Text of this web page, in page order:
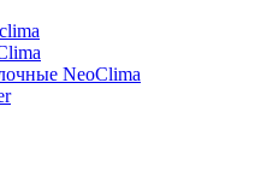
NeoClima